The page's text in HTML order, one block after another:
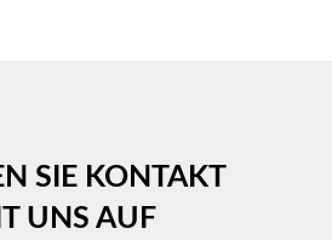
SIE KONTAKT
UNS AUF